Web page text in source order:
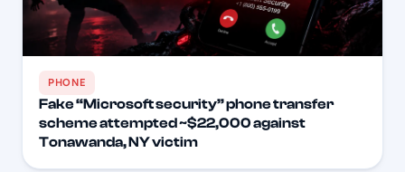
PHONE
Fake “Microsoft security” phone transfer
scheme attempted ~$22,000 against
Tonawanda, NY victim